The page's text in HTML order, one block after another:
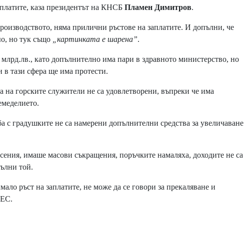
каза президентът на КНСБ Пламен Димитров.
няма прилични ръстове на заплатите. И допълни, че
но тук също
„картинката е шарена”.
като допълнително има пари в здравното министерство, но
в тази сфера ще има протести.
горските служители не са удовлетворени, въпреки че има
градушките не са намерени допълнителни средства за увеличаване
имаше масови съкращения, поръчките намаляха, доходите не са
той.
ръст на заплатите, не може да се говори за прекаляване и
ЕС.